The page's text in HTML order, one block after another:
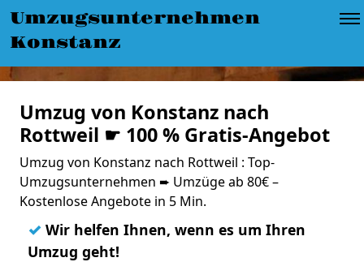
Umzugsunternehmen
Konstanz
Umzug von Konstanz nach
Rottweil ☛ 100 % Gratis-Angebot
Umzug von Konstanz nach Rottweil : Top-
Umzugsunternehmen ➨ Umzüge ab 80€ –
Kostenlose Angebote in 5 Min.
✓ Wir helfen Ihnen, wenn es um Ihren
Umzug geht!